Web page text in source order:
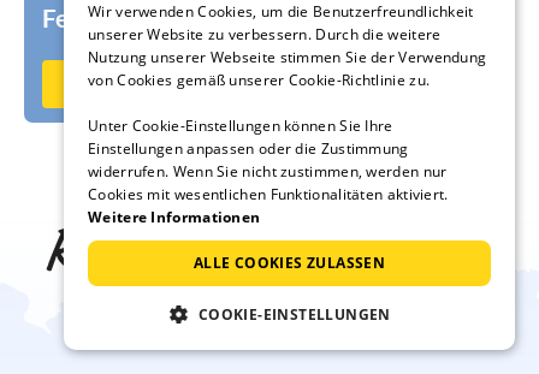
Ferienwohnung?
Jetzt auf Ferienhausmiete.de vermieten
Reise-Inspiration frei
Haus
Wir verwenden Cookies, um die Benutzerfreundlichkeit
unserer Website zu verbessern. Durch die weitere
Nutzung unserer Webseite stimmen Sie der Verwendung
von Cookies gemäß unserer Cookie-Richtlinie zu.
Unter Cookie-Einstellungen können Sie Ihre
Einstellungen anpassen oder die Zustimmung
widerrufen. Wenn Sie nicht zustimmen, werden nur
Cookies mit wesentlichen Funktionalitäten aktiviert.
Weitere Informationen
ALLE COOKIES ZULASSEN
COOKIE-EINSTELLUNGEN